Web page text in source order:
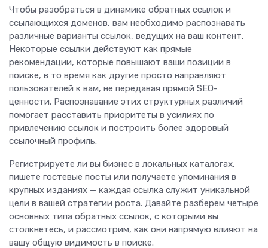
Чтобы разобраться в динамике обратных ссылок и
ссылающихся доменов, вам необходимо распознавать
различные варианты ссылок, ведущих на ваш контент.
Некоторые ссылки действуют как прямые
рекомендации, которые повышают ваши позиции в
поиске, в то время как другие просто направляют
пользователей к вам, не передавая прямой SEO-
ценности. Распознавание этих структурных различий
помогает расставить приоритеты в усилиях по
привлечению ссылок и построить более здоровый
ссылочный профиль.
Регистрируете ли вы бизнес в локальных каталогах,
пишете гостевые посты или получаете упоминания в
крупных изданиях — каждая ссылка служит уникальной
цели в вашей стратегии роста. Давайте разберем четыре
основных типа обратных ссылок, с которыми вы
столкнетесь, и рассмотрим, как они напрямую влияют на
вашу общую видимость в поиске.